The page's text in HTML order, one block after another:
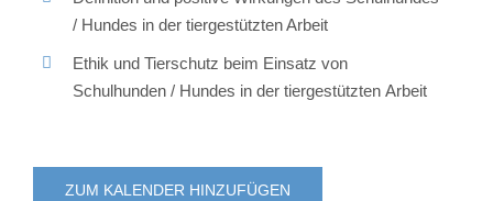
/ Hundes in der tiergestützten Arbeit
Ethik und Tierschutz beim Einsatz von
Schulhunden / Hundes in der tiergestützten Arbeit
ZUM KALENDER HINZUFÜGEN